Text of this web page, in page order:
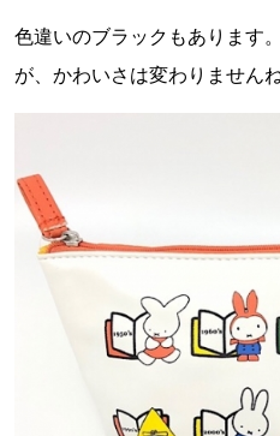
色違いのブラックもあります
が、かわいさは変わりません